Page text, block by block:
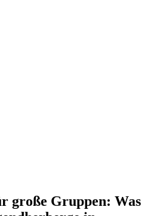
große Gruppen: Was